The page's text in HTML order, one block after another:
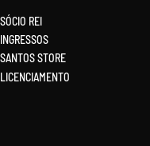
SÓCIO REI
INGRESSOS
SANTOS STORE
LICENCIAMENTO